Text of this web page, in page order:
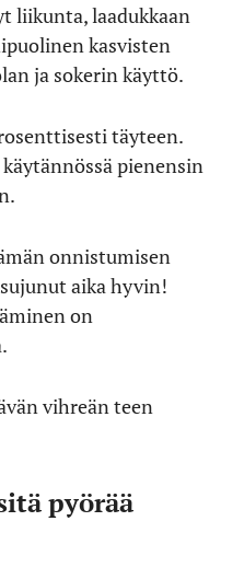
liikunta, laadukkaan
kasvisten
ja sokerin käyttö.
täyteen.
pienensin
onnistumisen
aika hyvin!
on
vihreän teen
pyörää